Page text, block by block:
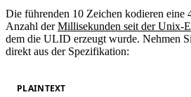
Die führenden 10 Zeichen kodieren eine
Anzahl derMillisekunden seit der Unix-
dem die ULID erzeugt wurde. Nehmen
direkt aus der Spezifikation:
PLAINTEXT